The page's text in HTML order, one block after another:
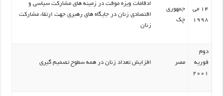
14 می
1998
جمهوری
چک
ادقامات ویزه موقت در زمینه های مشارکت سیاسی و
اقتصادی زنان در جایگاه های رهبری جهت ارتقاء مشارکت
زنان
دوم
فوریه
2001
مصر افزایش تعداد زنان در همه سطوح تصمیم گیری